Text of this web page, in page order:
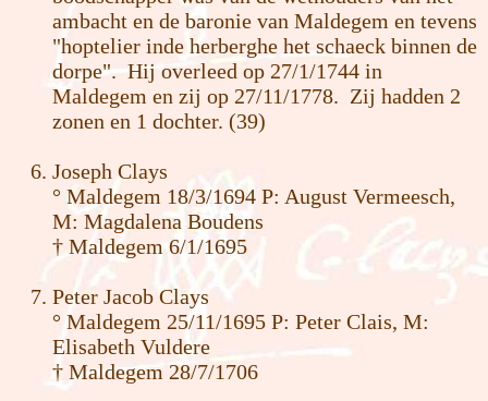
ambacht en de baronie van Maldegem en tevens
"hoptelier inde herberghe het schaeck binnen de
dorpe". Hij overleed op 27/1/1744 in
Maldegem en zij op 27/11/1778. Zij hadden 2
zonen en 1 dochter. (39)
Joseph Clays
° Maldegem 18/3/1694 P: August Vermeesch,
M: Magdalena Boudens
† Maldegem 6/1/1695
Peter Jacob Clays
° Maldegem 25/11/1695 P: Peter Clais, M:
Elisabeth Vuldere
† Maldegem 28/7/1706